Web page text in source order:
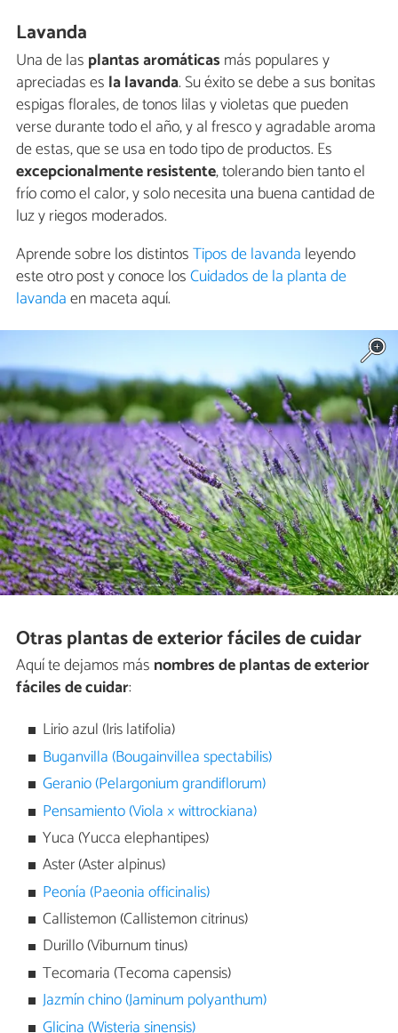
Lavanda
Una de las plantas aromáticas más populares y
apreciadas es la lavanda. Su éxito se debe a sus bonitas
espigas florales, de tonos lilas y violetas que pueden
verse durante todo el año, y al fresco y agradable aroma
de estas, que se usa en todo tipo de productos. Es
excepcionalmente resistente, tolerando bien tanto el
frío como el calor, y solo necesita una buena cantidad de
luz y riegos moderados.
Aprende sobre los distintosTipos de lavanda leyendo
este otro post y conoce losCuidados de la planta de
lavandaen maceta aquí.
Otras plantas de exterior fáciles de cuidar
Aquí te dejamos más nombres de plantas de exterior
fáciles de cuidar:
Lirio azul (Iris latifolia)
Buganvilla (Bougainvillea spectabilis)
Geranio (Pelargonium grandiflorum)
Pensamiento (Viola × wittrockiana)
Yuca (Yucca elephantipes)
Aster (Aster alpinus)
Peonía (Paeonia officinalis)
Callistemon (Callistemon citrinus)
Durillo (Viburnum tinus)
Tecomaria (Tecoma capensis)
Jazmín chino (Jaminum polyanthum)
Glicina (Wisteria sinensis)